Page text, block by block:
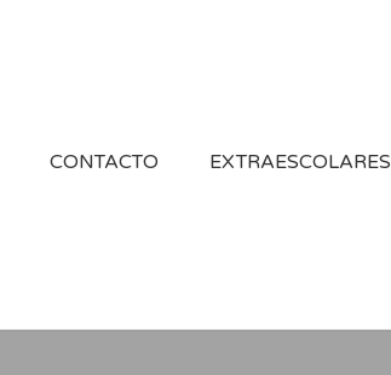
CONTACTO EXTRAESCOLARES